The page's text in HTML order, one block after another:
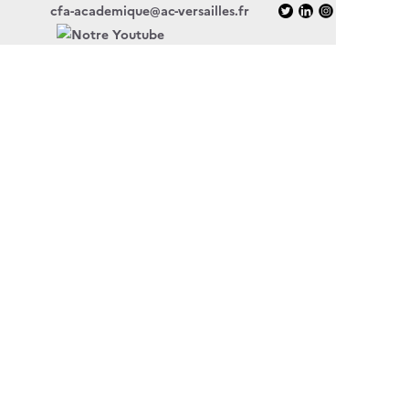
cfa-academique@ac-versailles.fr